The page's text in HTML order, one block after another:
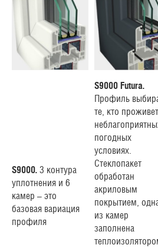
S9000. 3 контура
уплотнения и 6
камер – это
базовая вариация
профиля
S9000 Futura.
Профиль
те, кто
погодных
условиях.
Стеклопакет
обработан
акриловым
покрытием,
из камер
заполнена